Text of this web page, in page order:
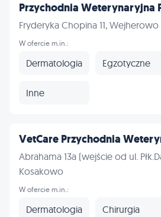
Przychodnia Weterynaryjna
Fryderyka Chopina 11, Wejherowo
W ofercie m.in.:
Dermatologia Egzotyczne
Inne
VetCare Przychodnia
Abrahama 13a (wejście od ul.
Kosakowo
W ofercie m.in.:
Dermatologia Chirurgia